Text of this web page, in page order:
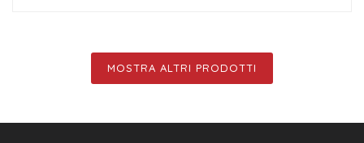
MOSTRA ALTRI PRODOTTI